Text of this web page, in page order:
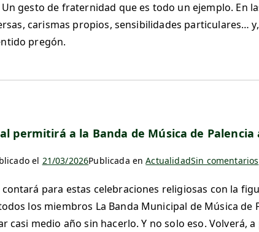
gesto de fraternidad que es todo un ejemplo. En
carismas propios, sensibilidades particulares…
pregón.
permitirá a la Banda de Música de Palencia
el 21/03/2026Publicada enActualidadSin comentarios
para estas celebraciones religiosas con la
los miembros La Banda Municipal de Música de
casi medio año sin hacerlo. Y no solo eso. Volverá,